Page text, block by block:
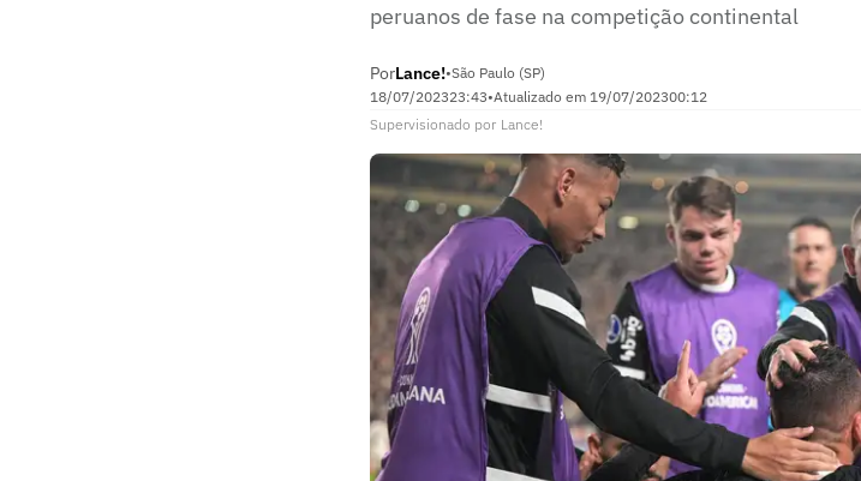
peruanos de fase na competição continental
PorLance!•São Paulo (SP)
18/07/202323:43•Atualizado em 19/07/202300:12
Supervisionado por Lance!